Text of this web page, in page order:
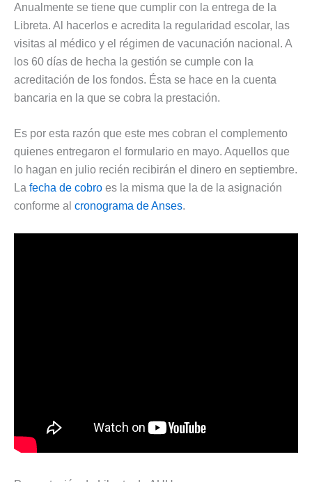
Anualmente se tiene que cumplir con la entrega de la
Libreta. Al hacerlos e acredita la regularidad escolar, las
visitas al médico y el régimen de vacunación nacional. A
los 60 días de hecha la gestión se cumple con la
acreditación de los fondos. Ésta se hace en la cuenta
bancaria en la que se cobra la prestación.
Es por esta razón que este mes cobran el complemento
quienes entregaron el formulario en mayo. Aquellos que
lo hagan en julio recién recibirán el dinero en septiembre.
La fecha de cobro es la misma que la de la asignación
conforme al cronograma de Anses.